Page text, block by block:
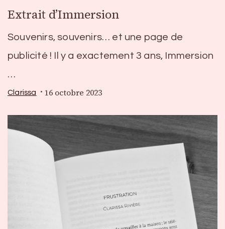
Extrait d’Immersion
Souvenirs, souvenirs… et une page de
publicité ! Il y a exactement 3 ans, Immersion
…
Clarissa 16 octobre 2023